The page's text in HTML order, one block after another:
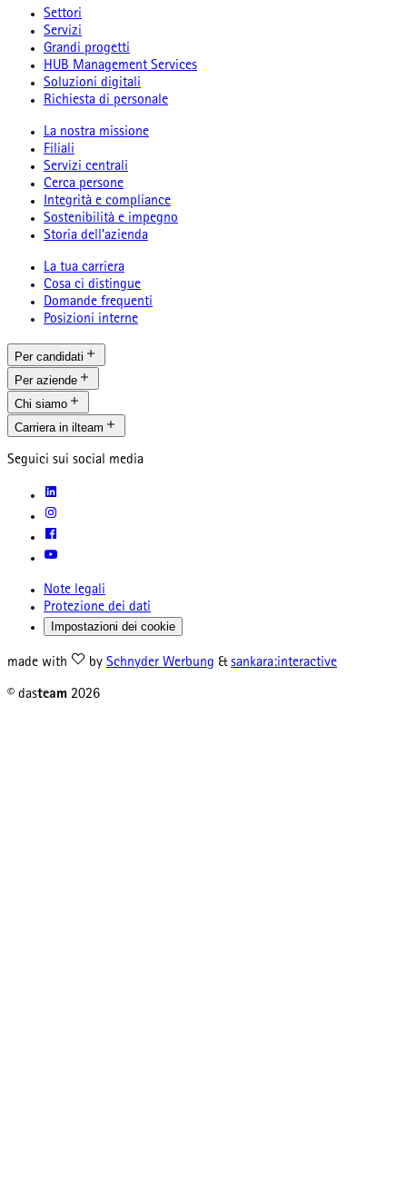
Settori
Servizi
Grandi progetti
HUB Management Services
Soluzioni digitali
Richiesta di personale
La nostra missione
Filiali
Servizi centrali
Cerca persone
Integrità e compliance
Sostenibilità e impegno
Storia dell’azienda
La tua carriera
Cosa ci distingue
Domande frequenti
Posizioni interne
Per candidati
Per aziende
Chi siamo
Carriera in ilteam
Seguici sui social media
Note legali
Protezione dei dati
Impostazioni dei cookie
made with by Schnyder Werbung & sankara:interactive
© dasteam 2026